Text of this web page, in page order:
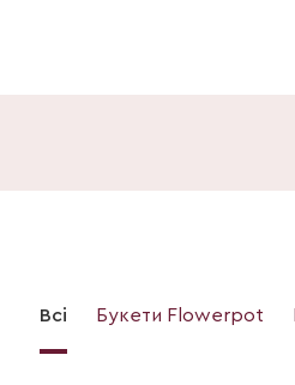
Всі Букети Flowerpot